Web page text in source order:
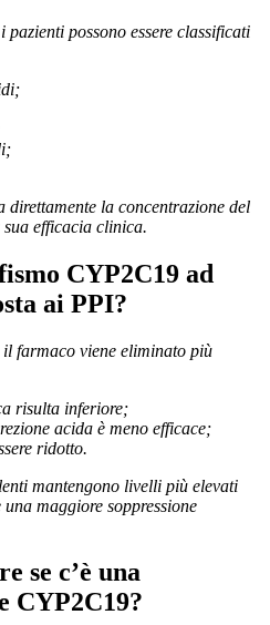
possono essere classificati
direttamente la concentrazione del
efficacia clinica.
CYP2C19 ad
ai PPI?
farmaco viene eliminato più
risulta inferiore;
acida è meno efficace;
ridotto.
mantengono livelli più elevati
maggiore soppressione
se c’è una
CYP2C19?